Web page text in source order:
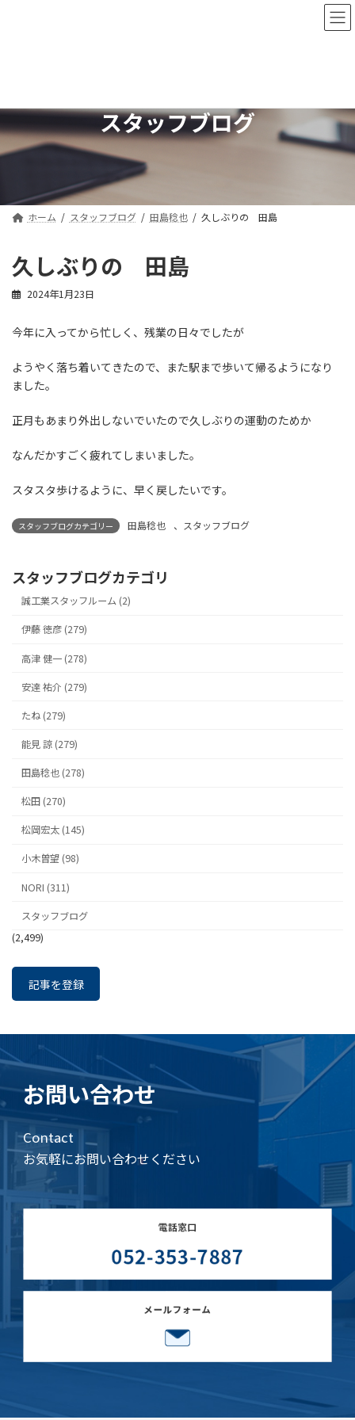
ッ
プ
移
動
スタッフブログ
ホーム スタッフブログ 田島稔也 久しぶりの 田島
久しぶりの 田島
2024年1月23日
今年に入ってから忙しく、残業の日々でしたが
ようやく落ち着いてきたので、また駅まで歩いて帰るようになり
ました。
正月もあまり外出しないでいたので久しぶりの運動のためか
なんだかすごく疲れてしまいました。
スタスタ歩けるように、早く戻したいです。
スタッフブログカテゴリー 田島稔也 、 スタッフブログ
スタッフブログカテゴリ
誠工業スタッフルーム (2)
伊藤 徳彦 (279)
高津 健一 (278)
安達 祐介 (279)
たね (279)
能見 諒 (279)
田島稔也 (278)
松田 (270)
松岡宏太 (145)
小木曽望 (98)
NORI (311)
スタッフブログ
(2,499)
記事を登録
お問い合わせ
Contact
お気軽にお問い合わせください